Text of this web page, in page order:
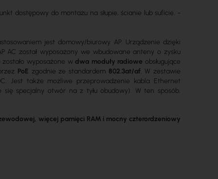
dostępowy do montażu na słupie, ścianie lub suficie. -
jest domowy/biurowy AP. Urządzenie dzięki
AC został wyposażony we wbudowane anteny o zysku
zostało wyposażone w dwa moduły radiowe obsługujące
PoE zgodnie ze standardem 802.3at/af. W zestawie
Jest także możliwe przeprowadzenie kabla Ethernet
specjalny otwór na z tyłu obudowy). W ten sposób,
więcej pamięci RAM i mocny czterordzeniowy